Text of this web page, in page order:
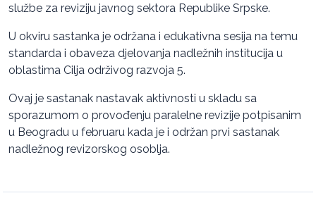
službe za reviziju javnog sektora Republike Srpske.
U okviru sastanka je održana i edukativna sesija na temu
standarda i obaveza djelovanja nadležnih institucija u
oblastima Cilja održivog razvoja 5.
Ovaj je sastanak nastavak aktivnosti u skladu sa
sporazumom o provođenju paralelne revizije potpisanim
u Beogradu u februaru kada je i održan prvi sastanak
nadležnog revizorskog osoblja.